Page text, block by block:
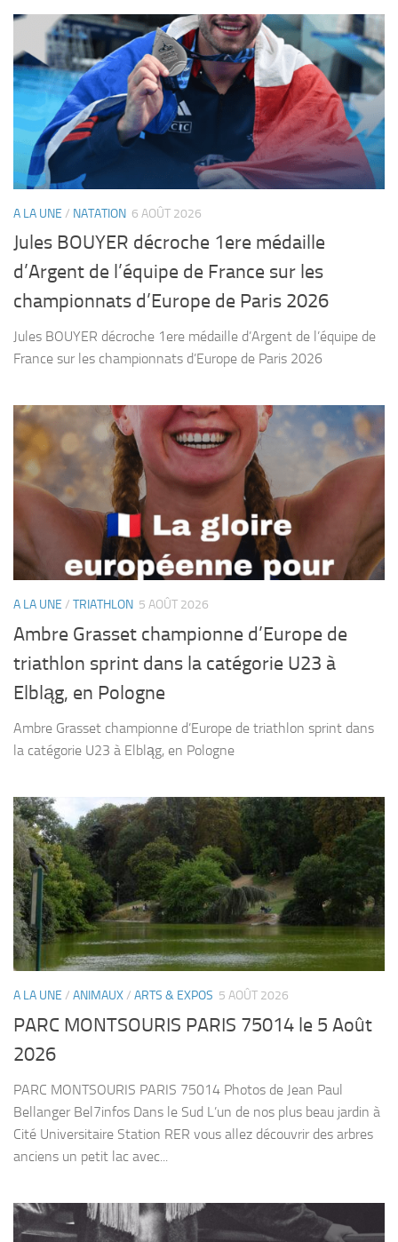
A LA UNE / NATATION 6 AOÛT 2026
Jules BOUYER décroche 1ere médaille
d’Argent de l’équipe de France sur les
championnats d’Europe de Paris 2026
Jules BOUYER décroche 1ere médaille d’Argent de l’équipe de
France sur les championnats d’Europe de Paris 2026
A LA UNE / TRIATHLON 5 AOÛT 2026
Ambre Grasset championne d’Europe de
triathlon sprint dans la catégorie U23 à
Elbląg, en Pologne
Ambre Grasset championne d’Europe de triathlon sprint dans
la catégorie U23 à Elbląg, en Pologne
A LA UNE / ANIMAUX/ ARTS & EXPOS 5 AOÛT 2026
PARC MONTSOURIS PARIS 75014 le 5 Août
2026
PARC MONTSOURIS PARIS 75014 Photos de Jean Paul
Bellanger Bel7infos Dans le Sud L’un de nos plus beau jardin à
Cité Universitaire Station RER vous allez découvrir des arbres
anciens un petit lac avec...